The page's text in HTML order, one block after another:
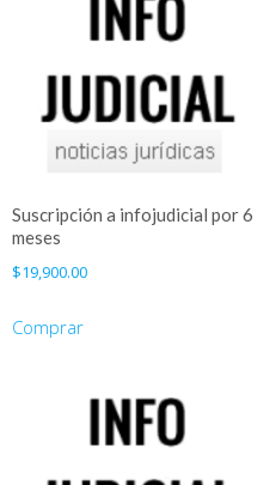
Suscripción a infojudicial por 6
meses
$19,900.00
Comprar